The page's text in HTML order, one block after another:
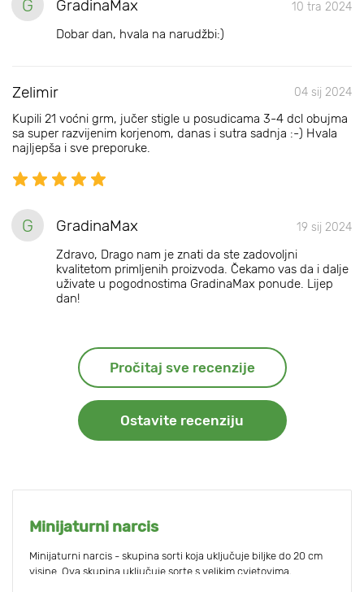
G GradinaMax 10 tra 2024
Dobar dan, hvala na narudžbi:)
Zelimir 04 sij 2024
Kupili 21 voćni grm, jučer stigle u posudicama 3-4 dcl obujma
sa super razvijenim korjenom, danas i sutra sadnja :-) Hvala
najljepša i sve preporuke.
G GradinaMax 19 sij 2024
Zdravo, Drago nam je znati da ste zadovoljni
kvalitetom primljenih proizvoda. Čekamo vas da i dalje
uživate u pogodnostima GradinaMax ponude. Lijep
dan!
Pročitaj sve recenzije
Ostavite recenziju
Minijaturni narcis
Minijaturni narcis - skupina sorti koja uključuje biljke do 20 cm
visine. Ova skupina uključuje sorte s velikim cvjetovima,